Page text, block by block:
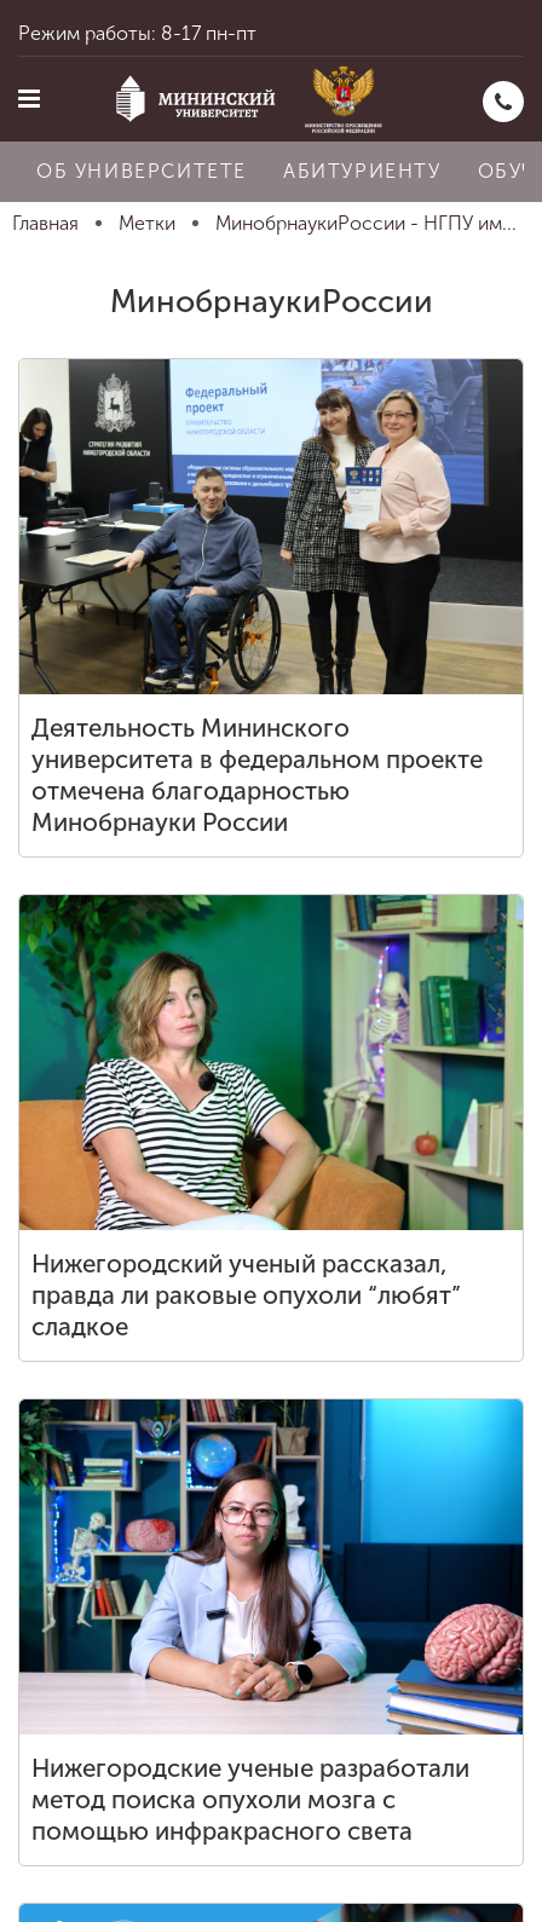
Главная
Об университете
Абитуриенту
Обучение
Наука
Международная
деятельность
Другие виды
деятельности
Студенческая жизнь
Сведения об
образовательной
организации
ENG SPN CHI
Приемная
комиссия
+7 (831) 262-26-20
Режим работы: 8-17 пн-пт
ОБ УНИВЕРСИТЕТЕ АБИТУРИЕНТУ
Главная Метки МинобрнаукиРоссии - НГПУ им...
МинобрнаукиРоссии
Деятельность Мининского
университета в федеральном проекте
отмечена благодарностью
Минобрнауки России
Нижегородский ученый рассказал,
правда ли раковые опухоли “любят”
сладкое
Нижегородские ученые разработали
метод поиска опухоли мозга с
помощью инфракрасного света